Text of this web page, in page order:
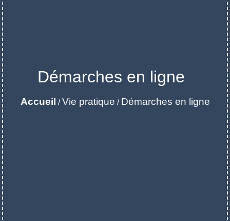
Démarches en ligne
Accueil /Vie pratique / Démarches en ligne